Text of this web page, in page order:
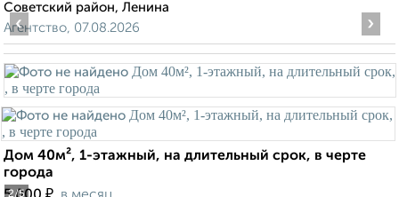
Советский район, Ленина
Агентство, 07.08.2026
2/5
‹ ›
Дом 40м², 1-этажный, на длительный срок, в черте
города